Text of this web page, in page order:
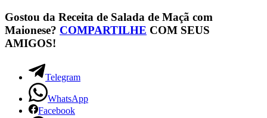
Gostou da Receita de Salada de Maçã com
Maionese? COMPARTILHE COM SEUS
AMIGOS!
Telegram
WhatsApp
Facebook